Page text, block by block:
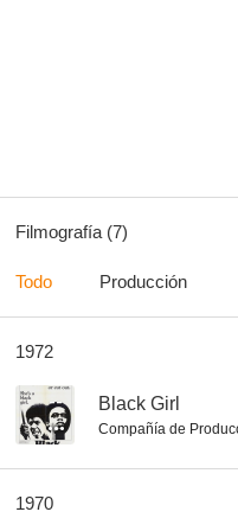
Filmografía (7)
Todo Producción
1972
-- Black Girl
Compañía de
1970